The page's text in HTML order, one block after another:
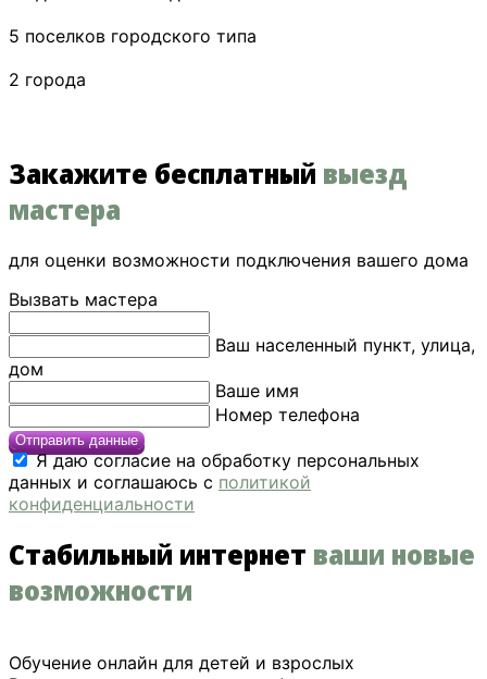
5 поселков городского типа
2 города
Закажите бесплатный выезд
мастера
для оценки возможности подключения вашего дома
Вызвать мастера
Ваш населенный пункт, улица,
дом
Ваше имя
Номер телефона
Отправить данные
Я даю согласие на обработку персональных
данных и соглашаюсь с политикой
конфиденциальности
Стабильный интернет ваши новые
возможности
Обучение онлайн для детей и взрослых